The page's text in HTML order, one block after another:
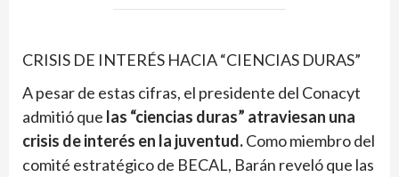
CRISIS DE INTERÉS HACIA “CIENCIAS DURAS”
A pesar de estas cifras, el presidente del Conacyt
admitió que las “ciencias duras” atraviesan una
crisis de interés en la juventud.Como miembro del
comité estratégico de BECAL, Barán reveló que las